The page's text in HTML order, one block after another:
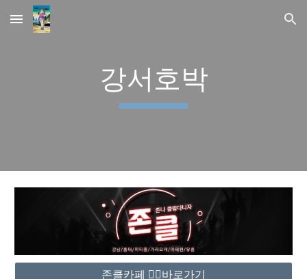
Skip to main content Skip to navigation
강서호박
존클카페 ❤️‍🔥바로가기